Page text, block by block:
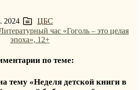
2024
ЦБС
час «Гоголь – это целая
эпоха», 12+
по теме:
тему «Неделя детской книги в